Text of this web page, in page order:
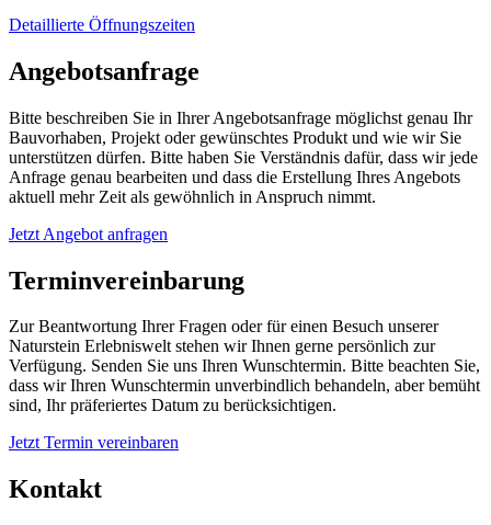
Detaillierte Öffnungszeiten
Angebotsanfrage
Bitte beschreiben Sie in Ihrer Angebotsanfrage möglichst genau Ihr
Bauvorhaben, Projekt oder gewünschtes Produkt und wie wir Sie
unterstützen dürfen. Bitte haben Sie Verständnis dafür, dass wir jede
Anfrage genau bearbeiten und dass die Erstellung Ihres Angebots
aktuell mehr Zeit als gewöhnlich in Anspruch nimmt.
Jetzt Angebot anfragen
Terminvereinbarung
Zur Beantwortung Ihrer Fragen oder für einen Besuch unserer
Naturstein Erlebniswelt stehen wir Ihnen gerne persönlich zur
Verfügung. Senden Sie uns Ihren Wunschtermin. Bitte beachten Sie,
dass wir Ihren Wunschtermin unverbindlich behandeln, aber bemüht
sind, Ihr präferiertes Datum zu berücksichtigen.
Jetzt Termin vereinbaren
Kontakt